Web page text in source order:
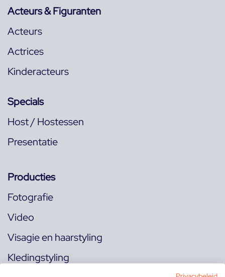
Acteurs & Figuranten
Acteurs
Actrices
Kinderacteurs
Specials
Host / Hostessen
Presentatie
Producties
Fotografie
Video
Visagie en haarstyling
Kledingstyling